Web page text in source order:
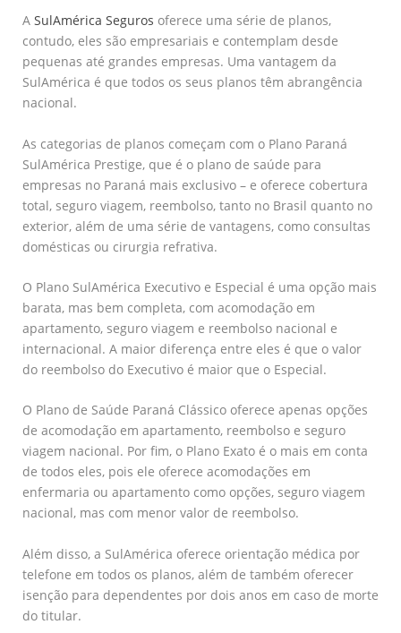
A SulAmérica Seguros oferece uma série de planos,
contudo, eles são empresariais e contemplam desde
pequenas até grandes empresas. Uma vantagem da
SulAmérica é que todos os seus planos têm abrangência
nacional.
As categorias de planos começam com o Plano Paraná
SulAmérica Prestige, que é o plano de saúde para
empresas no Paraná mais exclusivo – e oferece cobertura
total, seguro viagem, reembolso, tanto no Brasil quanto no
exterior, além de uma série de vantagens, como consultas
domésticas ou cirurgia refrativa.
O Plano SulAmérica Executivo e Especial é uma opção mais
barata, mas bem completa, com acomodação em
apartamento, seguro viagem e reembolso nacional e
internacional. A maior diferença entre eles é que o valor
do reembolso do Executivo é maior que o Especial.
O Plano de Saúde Paraná Clássico oferece apenas opções
de acomodação em apartamento, reembolso e seguro
viagem nacional. Por fim, o Plano Exato é o mais em conta
de todos eles, pois ele oferece acomodações em
enfermaria ou apartamento como opções, seguro viagem
nacional, mas com menor valor de reembolso.
Além disso, a SulAmérica oferece orientação médica por
telefone em todos os planos, além de também oferecer
isenção para dependentes por dois anos em caso de morte
do titular.